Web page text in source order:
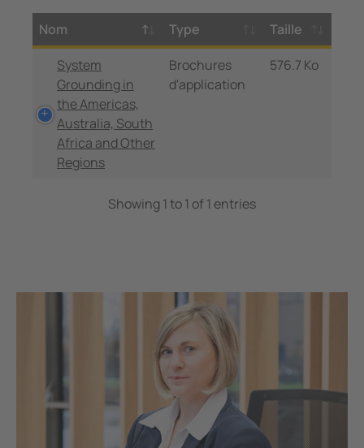
Nom Type
Taille
System
Grounding in
the Americas,
Australia, South
Africa and Other
Regions
Brochures
d'application
576.7 Ko
Showing 1 to 1 of 1 entries